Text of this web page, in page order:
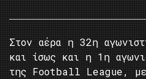
Στον αέρα η 32η
και ίσως και η 1η
της Football League,